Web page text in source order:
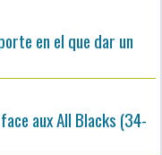
en el que dar un
aux All Blacks (34-